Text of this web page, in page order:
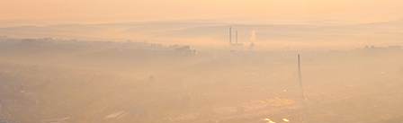
专题研
究
新闻中心